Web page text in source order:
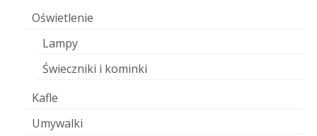
Oświetlenie
Lampy
Świeczniki i kominki
Kafle
Umywalki